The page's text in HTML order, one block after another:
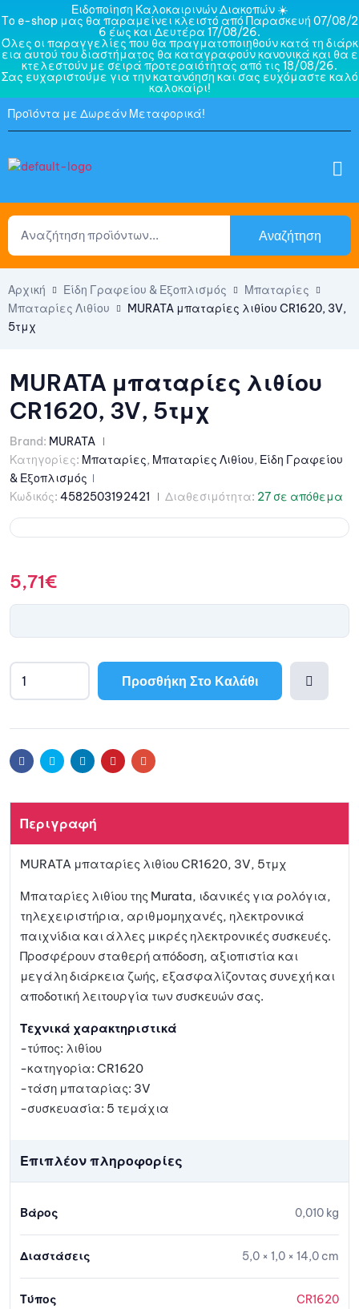
Ειδοποίηση Καλοκαιρινών Διακοπών ☀️
Το e-shop μας θα παραμείνει κλειστό από Παρασκευή 07/08/2
6 έως και Δευτέρα 17/08/26.
Όλες οι παραγγελίες που θα πραγματοποιηθούν κατά τη διάρκ
εια αυτού του διαστήματος θα καταγραφούν κανονικά και θα ε
κτελεστούν με σειρά προτεραιότητας από τις 18/08/26.
Σας ευχαριστούμε για την κατανόηση και σας ευχόμαστε καλό
καλοκαίρι!
Προϊόντα με Δωρεάν Μεταφορικά!
Αναζήτηση
Αρχική Είδη Γραφείου & Εξοπλισμός
Μπαταρίες
Μπαταρίες Λιθίου
MURATA μπαταρίες λιθίου CR1620, 3V,
5τμχ
MURATA μπαταρίες λιθίου
CR1620, 3V, 5τμχ
Brand: MURATA
Κατηγορίες: Μπαταρίες, Μπαταρίες Λιθίου, Είδη Γραφείου
& Εξοπλισμός
Κωδικός: 4582503192421 Διαθεσιμότητα: 27 σε απόθεμα
5,71€
Προσθήκη Στο Καλάθι
μένων
l
r
FacebookTwitter LinkedinPinterestEmail
Περιγραφή
MURATA μπαταρίες λιθίου CR1620, 3V, 5τμχ
Μπαταρίες λιθίου της Murata, ιδανικές για ρολόγια,
τηλεχειριστήρια, αριθμομηχανές, ηλεκτρονικά
παιχνίδια και άλλες μικρές ηλεκτρονικές συσκευές.
Προσφέρουν σταθερή απόδοση, αξιοπιστία και
μεγάλη διάρκεια ζωής, εξασφαλίζοντας συνεχή και
αποδοτική λειτουργία των συσκευών σας.
Τεχνικά χαρακτηριστικά
-τύπος: λιθίου
-κατηγορία: CR1620
-τάση μπαταρίας: 3V
-συσκευασία: 5 τεμάχια
Επιπλέον πληροφορίες
Βάρος 0,010 kg
Διαστάσεις 5,0 × 1,0 × 14,0 cm
Τύπος CR1620